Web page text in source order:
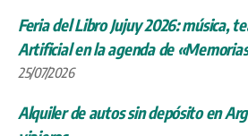
Feria del Libro Jujuy 2026: música,
Artificial en la agenda de
25/07/2026
Alquiler de autos sin depósito en